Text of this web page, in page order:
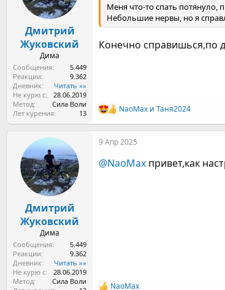
Дмитрий
Жуковский
Дима
Сообщения
5.449
Реакции
9.362
Дневник
Читать »»
Не курю с
28.06.2019
Метод
Сила Воли
Лет курения
13
Меня что-то спать потянуло,
Небольшие нервы, но я
Конечно справишься,по
Р
е
а
к
и
и
NaoMax и Таня2024
Дмитрий
Жуковский
Дима
Сообщения
5.449
Реакции
9.362
Дневник
Читать »»
Не курю с
28.06.2019
Метод
Сила Воли
9 Апр 2025
@NaoMax привет,как
NaoMax